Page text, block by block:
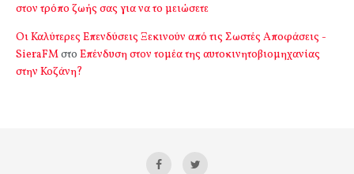
στον τρόπο ζωής σας για να το μειώσετε
Οι Καλύτερες Επενδύσεις Ξεκινούν από τις Σωστές Αποφάσεις -
SieraFMστο Επένδυση στον τομέα της αυτοκινητοβιομηχανίας
στην Κοζάνη?